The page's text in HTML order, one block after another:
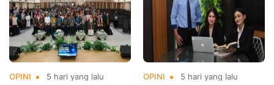
OPINI 5 hari yang lalu OPINI 5 hari yang lalu